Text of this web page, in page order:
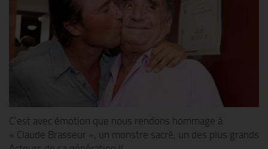
C’est avec émotion que nous rendons hommage à
« Claude Brasseur », un monstre sacré, un des plus grands